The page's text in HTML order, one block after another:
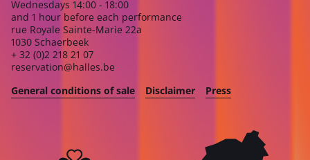
Wednesdays 14:00 - 18:00
and 1 hour before each performance
rue Royale Sainte-Marie 22a
1030 Schaerbeek
+ 32 (0)2 218 21 07
reservation@halles.be
General conditions of sale
Disclaimer Press